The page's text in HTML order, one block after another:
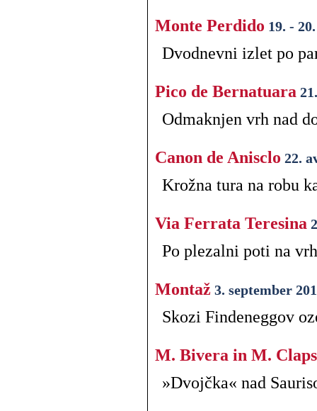
Monte Perdido 19. -
Dvodnevni izlet po
Pico de Bernatuara
Odmaknjen vrh nad
Canon de Anisclo 22.
Krožna tura na robu
Via Ferrata Teresina
Po plezalni poti na
Montaž 3. september
Skozi Findeneggov
M. Bivera in M.
»Dvojčka« nad